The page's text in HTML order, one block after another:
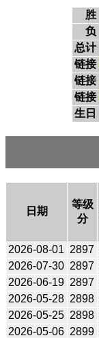
胜
负
总计
链接
链接
链接
生日
日期
等级
分
2026-08-01 2897
2026-07-30 2897
2026-06-19 2897
2026-05-28 2898
2026-05-25 2898
2026-05-06 2899